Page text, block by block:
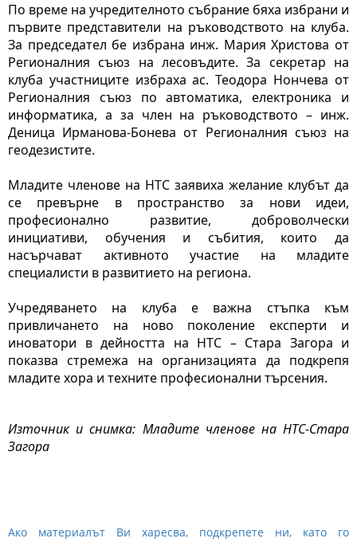
По време на учредителното събрание бяха избрани и
първите представители на ръководството на клуба.
За председател бе избрана инж. Мария Христова от
Регионалния съюз на лесовъдите. За секретар на
клуба участниците избраха ас. Теодора Нончева от
Регионалния съюз по автоматика, електроника и
информатика, а за член на ръководството – инж.
Деница Ирманова-Бонева от Регионалния съюз на
геодезистите.
Младите членове на НТС заявиха желание клубът да
се превърне в пространство за нови идеи,
професионално развитие, доброволчески
инициативи, обучения и събития, които да
насърчават активното участие на младите
специалисти в развитието на региона.
Учредяването на клуба е важна стъпка към
привличането на ново поколение експерти и
иноватори в дейността на НТС – Стара Загора и
показва стремежа на организацията да подкрепя
младите хора и техните професионални търсения.
Източник и снимка: Младите членове на НТС-Стара
Загора
Ако материалът Ви харесва, подкрепете ни, като го